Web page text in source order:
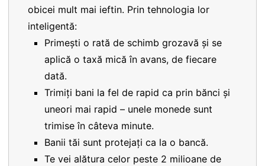
obicei mult mai ieftin. Prin tehnologia lor
inteligentă:
Primești o rată de schimb grozavă și se
aplică o taxă mică în avans, de fiecare
dată.
Trimiți bani la fel de rapid ca prin bănci și
uneori mai rapid – unele monede sunt
trimise în câteva minute.
Banii tăi sunt protejați ca la o bancă.
Te vei alătura celor peste 2 milioane de